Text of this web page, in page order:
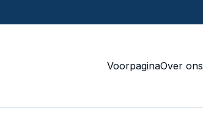
VoorpaginaOver ons